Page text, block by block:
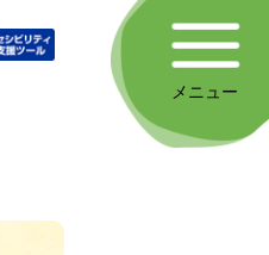
メニュー